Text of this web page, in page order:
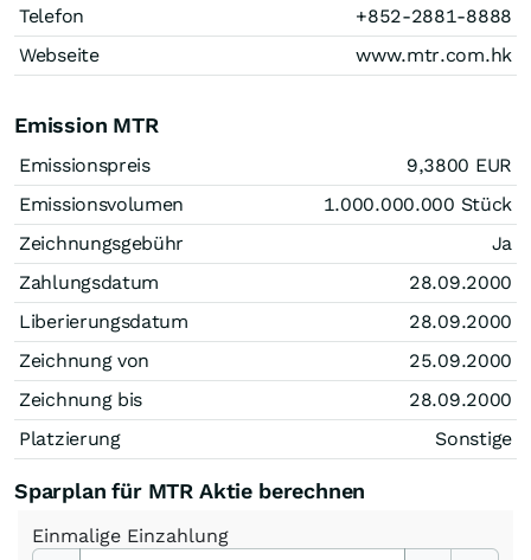
Telefon
+852-2881-8888
Webseite
www.mtr.com.hk
Emission MTR
Emissionspreis 9,3800 EUR
Emissionsvolumen
1.000.000.000 Stück
Zeichnungsgebühr
Ja
Zahlungsdatum
28.09.2000
Liberierungsdatum
28.09.2000
Zeichnung von
25.09.2000
Zeichnung bis
28.09.2000
Platzierung
Sonstige
Sparplan für MTR Aktie berechnen
Einmalige Einzahlung